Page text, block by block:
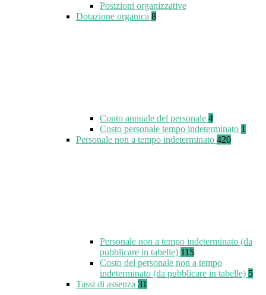
Posizioni organizzative
Dotazione organica 8
Conto annuale del personale 4
Costo personale tempo indeterminato 1
Personale non a tempo indeterminato 420
Personale non a tempo indeterminato (da
pubblicare in tabelle) 115
Costo del personale non a tempo
indeterminato (da pubblicare in tabelle) 5
Tassi di assenza 31